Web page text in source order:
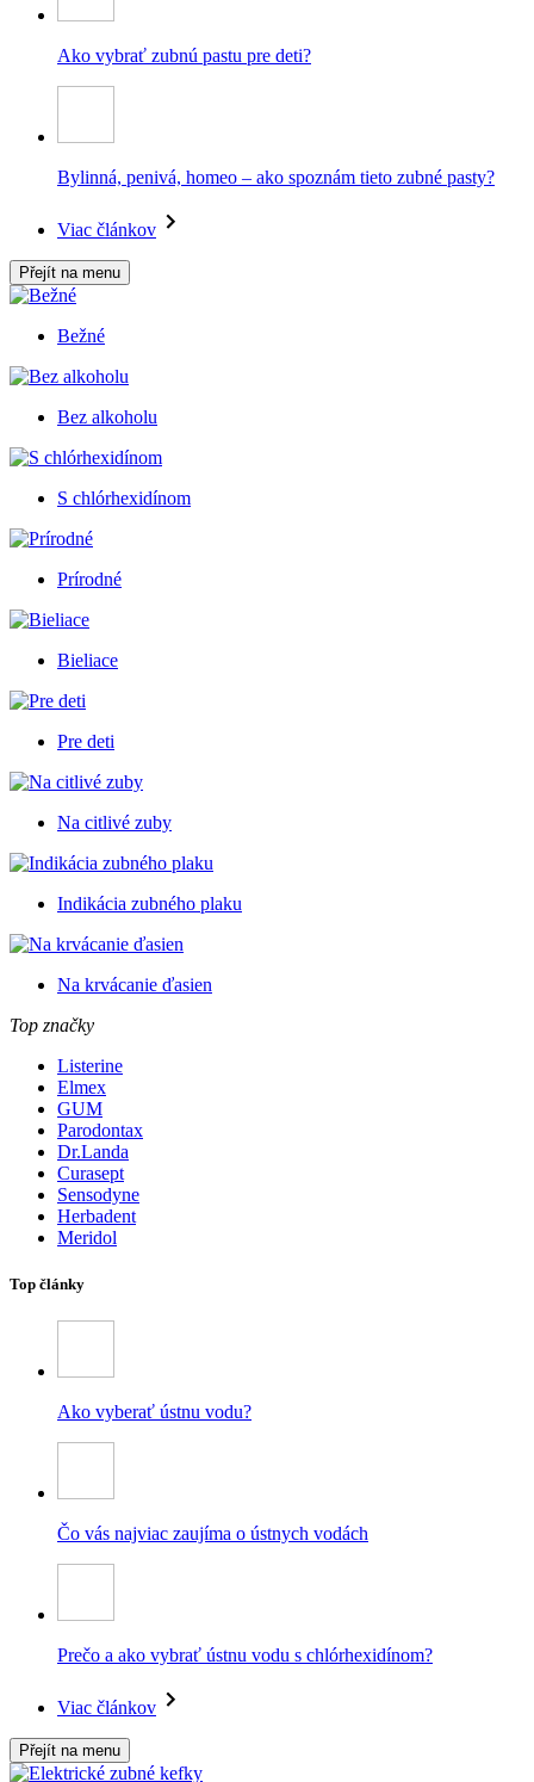
Ako vybrať zubnú pastu pre deti?
Bylinná, penivá, homeo – ako spoznám tieto zubné pasty?
Viac článkov
Přejít na menu
Bežné
Bez alkoholu
S chlórhexidínom
Prírodné
Bieliace
Pre deti
Na citlivé zuby
Indikácia zubného plaku
Na krvácanie ďasien
Top značky
Listerine
Elmex
GUM
Parodontax
Dr.Landa
Curasept
Sensodyne
Herbadent
Meridol
Top články
Ako vyberať ústnu vodu?
Čo vás najviac zaujíma o ústnych vodách
Prečo a ako vybrať ústnu vodu s chlórhexidínom?
Viac článkov
Přejít na menu